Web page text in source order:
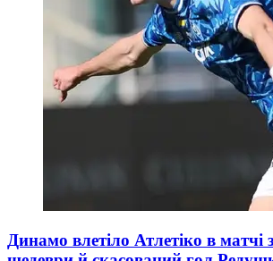
Динамо влетіло Атлетіко в матчі